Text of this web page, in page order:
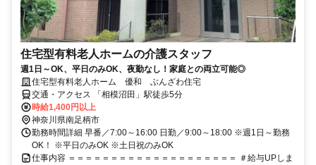
住宅型有料老人ホームの介護スタッフ
週1日～OK、平日のみOK、夜勤なし！家庭との両立可能◎
住宅型有料老人ホーム 優和 ぶんざわ住宅
交通・アクセス 「相模沼田」駅徒歩5分
時給1,400円以上
神奈川県南足柄市
勤務時間詳細 早番／7:00～16:00 日勤／9:00～18:00 ※週1日～勤務
OK！ ※平日のみOK ※土日祝のみOK
仕事内容 ＝＝＝＝＝＝＝＝＝＝＝＝＝＝＝＝＝＝＝＝ ＃給与UPしま